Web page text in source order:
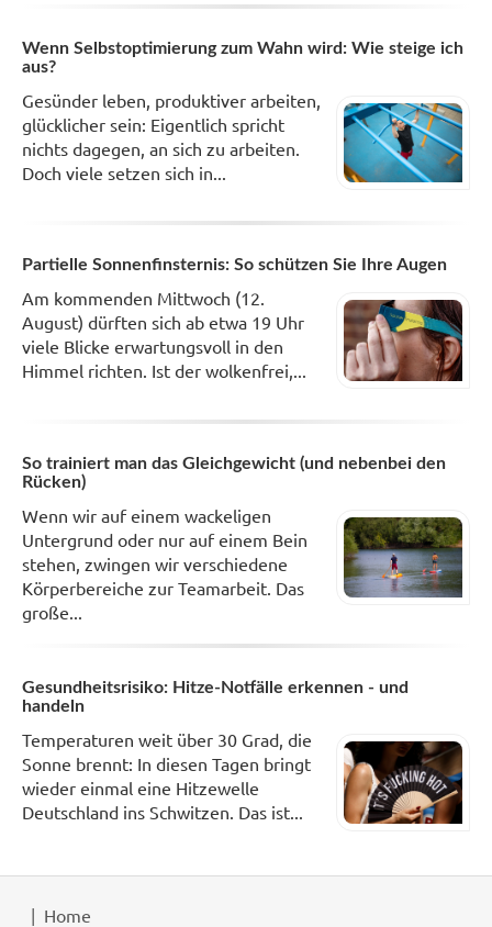
Wenn Selbstoptimierung zum Wahn wird: Wie steige ich
aus?
Gesünder leben, produktiver arbeiten,
glücklicher sein: Eigentlich spricht
nichts dagegen, an sich zu arbeiten.
Doch viele setzen sich in...
Partielle Sonnenfinsternis: So schützen Sie Ihre Augen
Am kommenden Mittwoch (12.
August) dürften sich ab etwa 19 Uhr
viele Blicke erwartungsvoll in den
Himmel richten. Ist der wolkenfrei,...
So trainiert man das Gleichgewicht (und nebenbei den
Rücken)
Wenn wir auf einem wackeligen
Untergrund oder nur auf einem Bein
stehen, zwingen wir verschiedene
Körperbereiche zur Teamarbeit. Das
große...
Gesundheitsrisiko: Hitze-Notfälle erkennen - und
handeln
Temperaturen weit über 30 Grad, die
Sonne brennt: In diesen Tagen bringt
wieder einmal eine Hitzewelle
Deutschland ins Schwitzen. Das ist...
Home